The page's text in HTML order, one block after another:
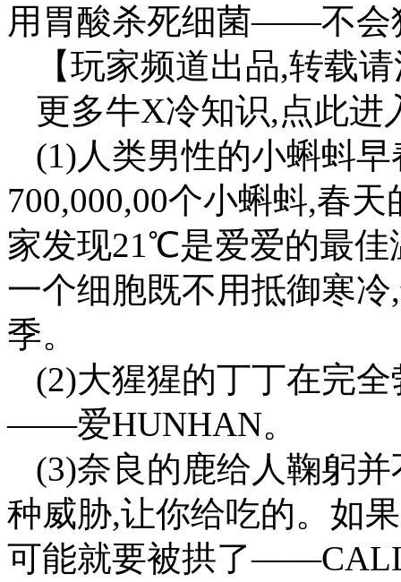
用胃酸杀死细菌——不
【玩家频道出品,转载
更多牛X冷知识,点此进
(1)人类男性的小蝌蚪
700,000,00个小蝌蚪,春
家发现21℃是爱爱的最佳
一个细胞既不用抵御寒
季。
(2)大猩猩的丁丁在完
——爱HUNHAN。
(3)奈良的鹿给人鞠躬
种威胁,让你给吃的。如
可能就要被拱了